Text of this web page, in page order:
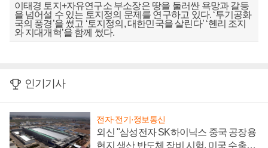
이태경 토지+자유연구소 부소장은 땅을 둘러싼 욕망과 갈등
을 넘어설 수 있는 토지정의 문제를 연구하고 있다. ‘투기공화
국의 풍경’을 썼고 ‘토지정의, 대한민국을 살린다’ ‘헨리 조지
와 지대개혁’을 함께 썼다.
인기기사
전자·전기·정보통신
외신 "삼성전자 SK하이닉스 중국 공장용
현지 생산 반도체 장비 시험, 미국 수출통